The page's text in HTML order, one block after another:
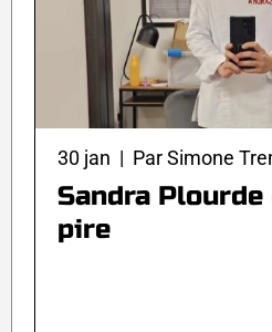
30 jan | Par Simone
Sandra
pire